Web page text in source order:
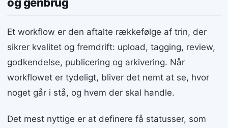
Et workflow er den aftalte rækkefølge af trin, der
sikrer kvalitet og fremdrift: upload, tagging, review,
godkendelse, publicering og arkivering. Når
workflowet er tydeligt, bliver det nemt at se, hvor
noget går i stå, og hvem der skal handle.
Det mest nyttige er at definere få statusser, som